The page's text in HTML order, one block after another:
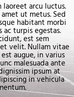
arcu luctus.
ut metus. Sed
habitant morbi
turpis egestas.
est sem
velit. Nullam vitae
augue, in varius
malesuada ante
ipsum at
in vehicula